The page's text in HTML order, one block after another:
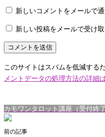
新しいコメントをメールで
新しい投稿をメールで受け
このサイトはスパムを低減する
メントデータの処理方法の詳細
カモワンタロット講座（受付終了
前の記事